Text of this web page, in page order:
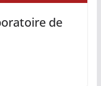
de